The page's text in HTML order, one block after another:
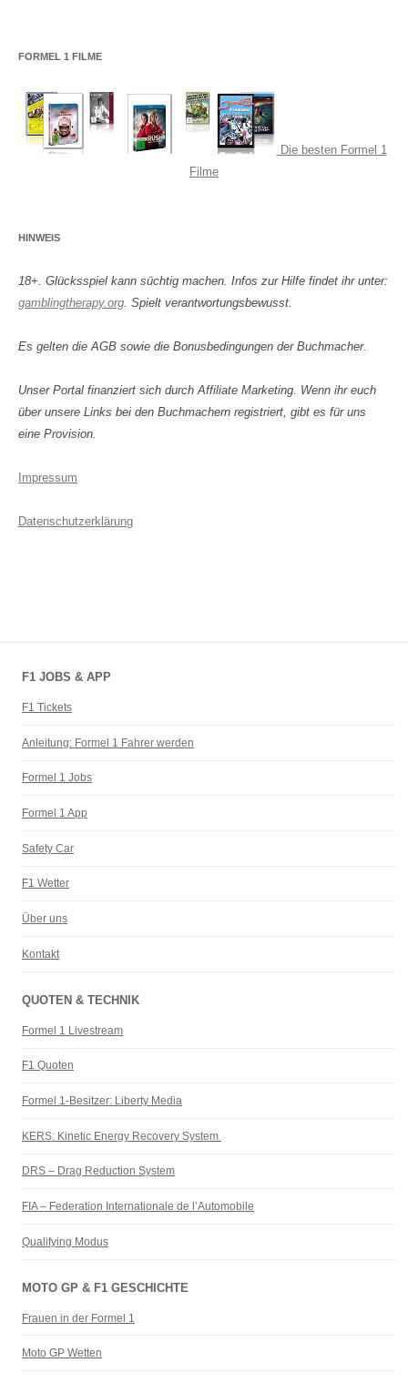
FORMEL 1 FILME
Die besten Formel 1
Filme
HINWEIS
18+. Glücksspiel kann süchtig machen. Infos zur Hilfe findet ihr unter:
gamblingtherapy.org. Spielt verantwortungsbewusst.
Es gelten die AGB sowie die Bonusbedingungen der Buchmacher.
Unser Portal finanziert sich durch Affiliate Marketing. Wenn ihr euch
über unsere Links bei den Buchmachern registriert, gibt es für uns
eine Provision.
Impressum
Datenschutzerklärung
F1 JOBS & APP
F1 Tickets
Anleitung: Formel 1 Fahrer werden
Formel 1 Jobs
Formel 1 App
Safety Car
F1 Wetter
Über uns
Kontakt
QUOTEN & TECHNIK
Formel 1 Livestream
F1 Quoten
Formel 1-Besitzer: Liberty Media
KERS: Kinetic Energy Recovery System
DRS – Drag Reduction System
FIA – Federation Internationale de l’Automobile
Qualifying Modus
MOTO GP & F1 GESCHICHTE
Frauen in der Formel 1
Moto GP Wetten